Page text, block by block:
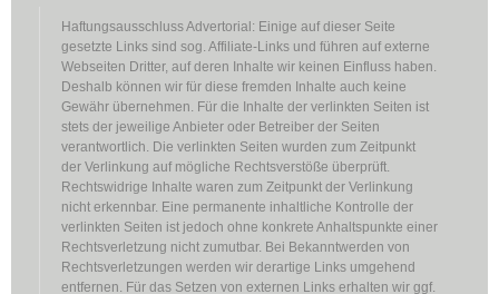
Haftungsausschluss Advertorial: Einige auf dieser Seite
gesetzte Links sind sog. Affiliate-Links und führen auf externe
Webseiten Dritter, auf deren Inhalte wir keinen Einfluss haben.
Deshalb können wir für diese fremden Inhalte auch keine
Gewähr übernehmen. Für die Inhalte der verlinkten Seiten ist
stets der jeweilige Anbieter oder Betreiber der Seiten
verantwortlich. Die verlinkten Seiten wurden zum Zeitpunkt
der Verlinkung auf mögliche Rechtsverstöße überprüft.
Rechtswidrige Inhalte waren zum Zeitpunkt der Verlinkung
nicht erkennbar. Eine permanente inhaltliche Kontrolle der
verlinkten Seiten ist jedoch ohne konkrete Anhaltspunkte einer
Rechtsverletzung nicht zumutbar. Bei Bekanntwerden von
Rechtsverletzungen werden wir derartige Links umgehend
entfernen. Für das Setzen von externen Links erhalten wir ggf.